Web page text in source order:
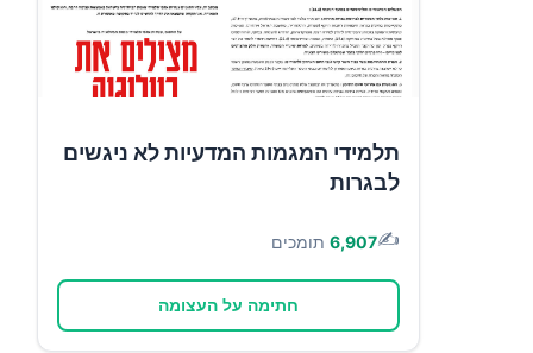
תלמידי המגמות המדעיות לא ניגשים
לבגרות
✍️
6,907 תומכים
חתימה על העצומה